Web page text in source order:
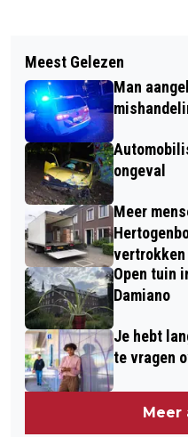
IDDO
HOOFD
JEUGDOPLEIDING
NATUURMUSEUM
NIEUWE
Meest Gelezen
Man
ongeval
Meer
vertrokken
Open tuin
Damiano
Je hebt
te vragen
Meer